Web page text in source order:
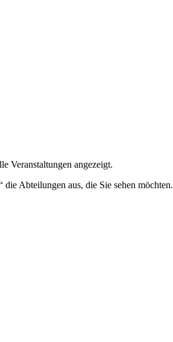
Veranstaltungen angezeigt.
Abteilungen aus, die Sie sehen möchten.